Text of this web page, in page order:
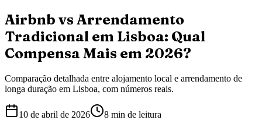
Airbnb vs Arrendamento
Tradicional em Lisboa: Qual
Compensa Mais em 2026?
Comparação detalhada entre alojamento local e arrendamento de
longa duração em Lisboa, com números reais.
10 de abril de 2026 8 min de leitura